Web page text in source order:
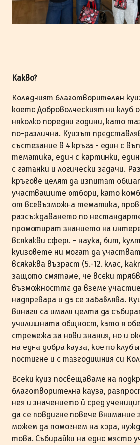
Какво?
Коледният благотворителен
което Доброволческият ни клуб
няколко поредни години, като
по-различна. Куизът
състезание в 4 кръга - един с
тематика, един с картинки, един
с гатанки и логически задачи.
кръгове целят да изпитат
участващите отбори, като
от всевъзможна тематика,
разсъждаването по
промотират знанието на
всякакви сфери - наука, бит,
куизовете ни могат да
всякаква възраст (5.-12. клас,
защото смятаме, че всеки
възможността да вземе
надпревара и да се забавлява.
винаги са имали целта да
училищната общност, като я
стремежа за нови знания, но и
на една добра кауза, което
постигне и с тазгодишния си
Всеки куиз посвещаваме на
благотворителна кауза,
нея и значението й сред
да се повдигне повече внимание
можем да помогнем на хора,
това. Събирайки на едно място